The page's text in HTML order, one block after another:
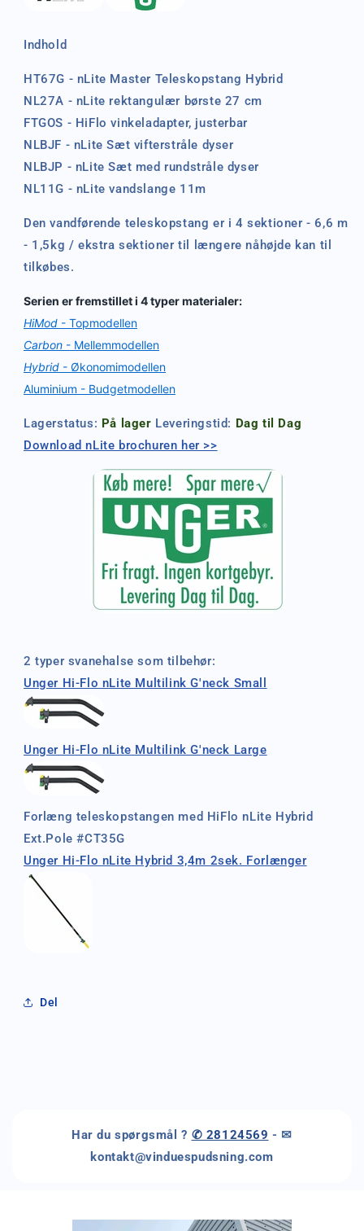
Indhold
HT67G - nLite Master Teleskopstang Hybrid
NL27A - nLite rektangulær børste 27 cm
FTGOS - HiFlo vinkeladapter, justerbar
NLBJF - nLite Sæt vifterstråle dyser
NLBJP - nLite Sæt med rundstråle dyser
NL11G - nLite vandslange 11m
Den vandførende teleskopstang er i 4 sektioner - 6,6 m
- 1,5kg / ekstra sektioner til længere nåhøjde kan til
tilkøbes.
Serien er fremstillet i 4 typer materialer:
HiMod - Topmodellen
Carbon - Mellemmodellen
Hybrid - Økonomimodellen
Aluminium - Budgetmodellen
Lagerstatus: På lager Leveringstid: Dag til Dag
Download nLite brochuren her >>
2 typer svanehalse som tilbehør:
Unger Hi-Flo nLite Multilink G'neck Small
Unger Hi-Flo nLite Multilink G'neck Large
Forlæng teleskopstangen med HiFlo nLite Hybrid
Ext.Pole #CT35G
Unger Hi-Flo nLite Hybrid 3,4m 2sek. Forlænger
Del
Har du spørgsmål ? ✆ 28124569 - ✉
kontakt@vinduespudsning.com